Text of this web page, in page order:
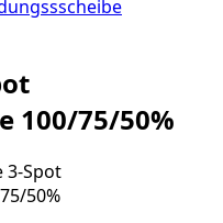
100/75/50%